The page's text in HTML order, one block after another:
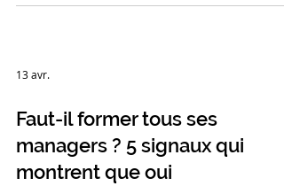
collaborateurs recherchent davantage
psycho-sociaux tout en maintenant un niveau
13 avr.